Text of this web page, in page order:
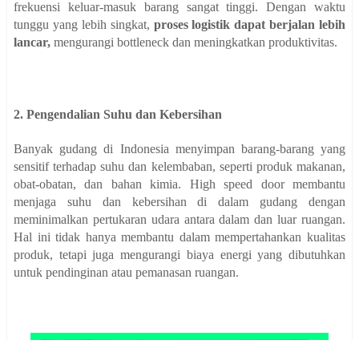
frekuensi keluar-masuk barang sangat tinggi. Dengan waktu
tunggu yang lebih singkat, proses logistik dapat berjalan lebih
lancar, mengurangi bottleneck dan meningkatkan produktivitas.
2. Pengendalian Suhu dan Kebersihan
Banyak gudang di Indonesia menyimpan barang-barang yang
sensitif terhadap suhu dan kelembaban, seperti produk makanan,
obat-obatan, dan bahan kimia. High speed door membantu
menjaga suhu dan kebersihan di dalam gudang dengan
meminimalkan pertukaran udara antara dalam dan luar ruangan.
Hal ini tidak hanya membantu dalam mempertahankan kualitas
produk, tetapi juga mengurangi biaya energi yang dibutuhkan
untuk pendinginan atau pemanasan ruangan.